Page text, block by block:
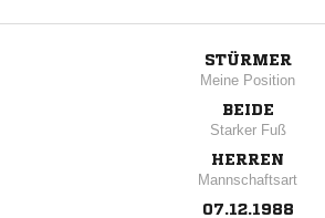
STÜRMER
Meine Position
BEIDE
Starker Fuß
HERREN
Mannschaftsart
07.12.1988